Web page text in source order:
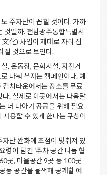
주차난이 꼽힐 것이다. 가까
것일까. 전남광주통합특별시
文化) 사업이 제대로 자리 잡
질 것으로 보인다.
, 운동장, 문화시설, 자전거
나눠 쓰자는 캠페인이다. 예
치타운에서는 장소를 무료
. 실제로 이곳에서는 다음달
더 나아가 공공을 위해 필요
사용할 수 있게 한다는 구상이
난 완화에 초점이 맞춰져 있
령이 담긴 ‘주차 공간 나눔 협
곳, 마을공간 9곳 등 100곳
동 공간을 물색해 공개할 예